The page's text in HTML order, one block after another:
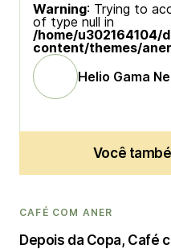
Warning: Trying to
of type null in
/home/u302164104/
content/themes/
Helio Gama
Você
CAFÉ COM ANER
Depois da Copa, Café